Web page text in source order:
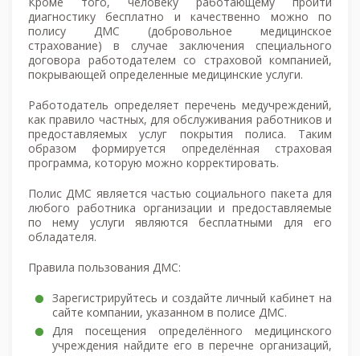
диагностику бесплатно и качественно можно по
полису ДМС (добровольное медицинское
страхование) в случае заключения специального
договора работодателем со страховой компанией,
покрывающей определенные медицинские услуги.
Работодатель определяет перечень медучреждений,
как правило частных, для обслуживания работников и
предоставляемых услуг покрытия полиса. Таким
образом формируется определённая страховая
программа, которую можно корректировать.
Полис ДМС является частью социального пакета для
любого работника организации и предоставляемые
по нему услуги являются бесплатными для его
обладателя.
Правила пользования ДМС:
Зарегистрируйтесь и создайте личный кабинет на
сайте компании, указанном в полисе ДМС.
Для посещения определённого медицинского
учреждения найдите его в перечне организаций,